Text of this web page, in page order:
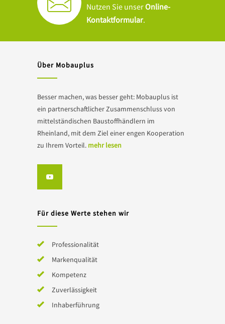
Nutzen Sie unserOnline-
Kontaktformular.
Über Mobauplus
Besser machen, was besser geht: Mobauplus ist
ein partnerschaftlicher Zusammenschluss von
mittelständischen Baustoffhändlern im
Rheinland, mit dem Ziel einer engen Kooperation
zu Ihrem Vorteil. mehr lesen
Für diese Werte stehen wir
Professionalität
Markenqualität
Kompetenz
Zuverlässigkeit
Inhaberführung